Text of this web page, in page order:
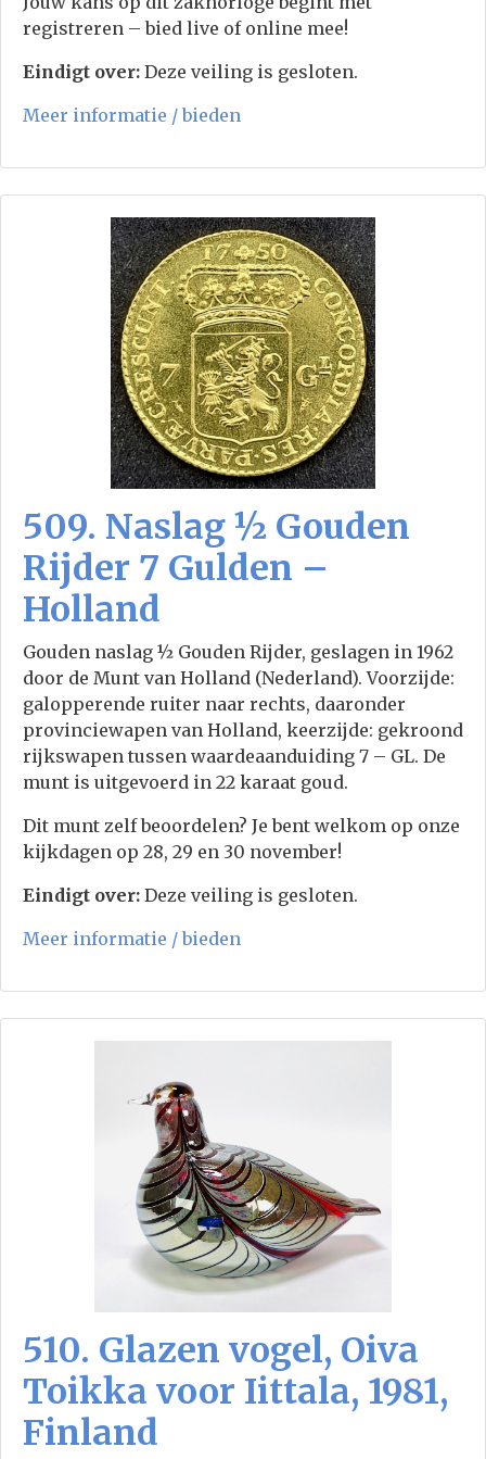
registreren – bied live of online mee!
Eindigt over: Deze veiling is gesloten.
Meer informatie / bieden
509. Naslag ½ Gouden
Rijder 7 Gulden –
Holland
Gouden naslag ½ Gouden Rijder, geslagen in 1962
door de Munt van Holland (Nederland). Voorzijde:
galopperende ruiter naar rechts, daaronder
provinciewapen van Holland, keerzijde: gekroond
rijkswapen tussen waardeaanduiding 7 – GL. De
munt is uitgevoerd in 22 karaat goud.
Dit munt zelf beoordelen? Je bent welkom op onze
kijkdagen op 28, 29 en 30 november!
Eindigt over: Deze veiling is gesloten.
Meer informatie / bieden
510. Glazen vogel, Oiva
Toikka voor Iittala, 1981,
Finland